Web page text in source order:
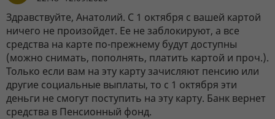
Здравствуйте, Анатолий. С 1 октября с вашей картой
ничего не произойдет. Ее не заблокируют, а все
средства на карте по-прежнему будут доступны
(можно снимать, пополнять, платить картой и проч.).
Только если вам на эту карту зачисляют пенсию или
другие социальные выплаты, то с 1 октября эти
деньги не смогут поступить на эту карту. Банк вернет
средства в Пенсионный фонд.